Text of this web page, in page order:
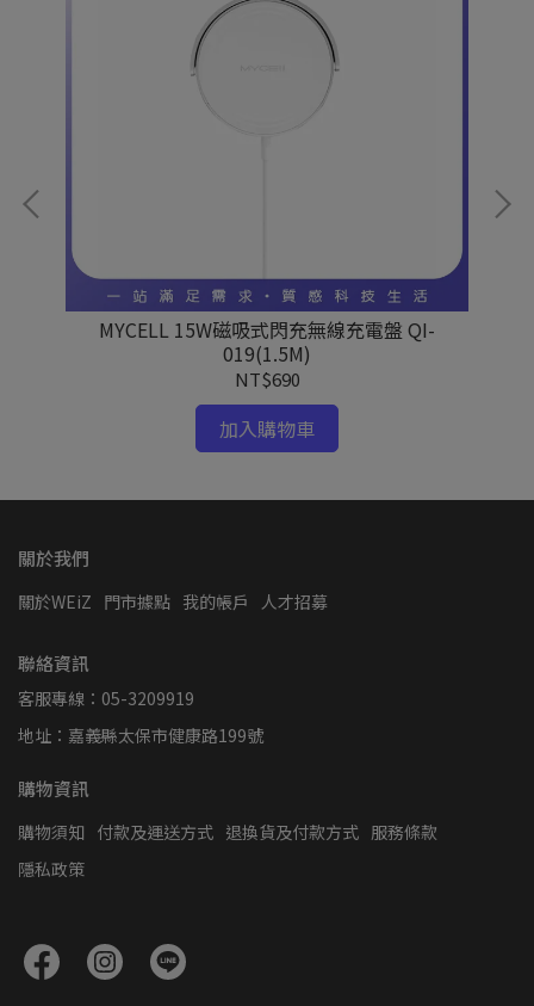
MYCELL 15W磁吸式閃充無線充電盤 QI-
019(1.5M)
NT$690
加入購物車
關於我們
關於WEiZ 門市據點 我的帳戶 人才招募
聯絡資訊
客服專線：05-3209919
地址：嘉義縣太保市健康路199號
購物資訊
購物須知 付款及運送方式 退換貨及付款方式 服務條款
隱私政策